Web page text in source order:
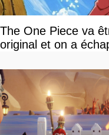
The One Piece va
original et on a